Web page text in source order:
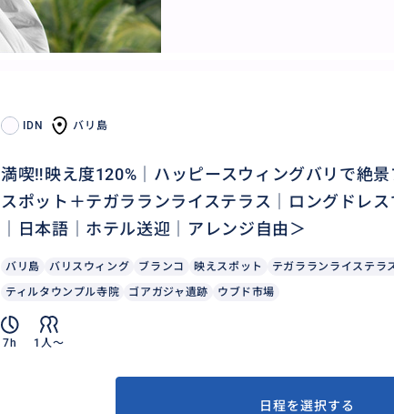
IDN バリ島
満喫‼️映え度120%｜ハッピースウィングバリで絶
スポット＋テガラランライステラス｜ロングドレ
｜日本語｜ホテル送迎｜アレンジ自由＞
バリ島 バリスウィング ブランコ 映えスポット テガラランライステラ
ティルタウンプル寺院
ゴアガジャ遺跡 ウブド市場
7h 1人〜
日程を選択する